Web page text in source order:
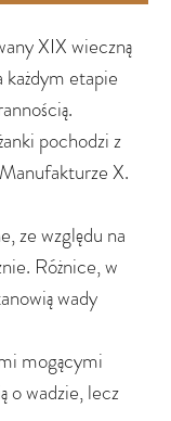
XIX wieczną
każdym etapie
pochodzi z
X.
ze względu na
Różnice, w
wady
mogącymi
o wadzie, lecz